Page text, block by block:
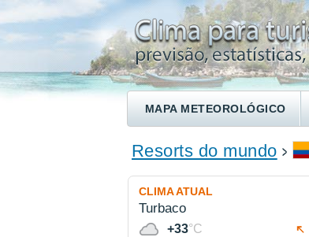
MAPA METEOROLÓGICO
ENCONTRE UM HOTEL
Resorts do mundo
CLIMA ATUAL
Turbaco
+33°C